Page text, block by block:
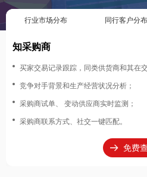
行业市场分布 同行客户分布
知行业
深度了解各个国家采购数量、价格、淡
包含220个国家和地区以及5300个产品
进出口价格，数量，增长率，市场份额等
产品行业趋势分析、高利润市场监控。
免费